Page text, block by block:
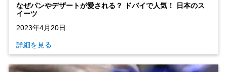
なぜパンやデザートが愛される？ ドバイで人気！ 日本のス
イーツ
2023年4月20日
詳細を見る